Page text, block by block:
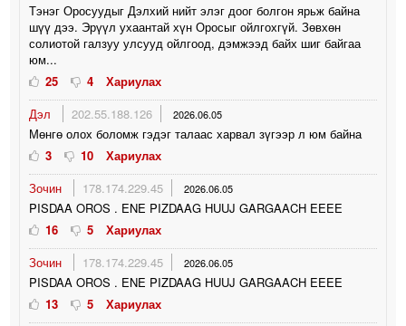
Тэнэг Оросуудыг Дэлхий нийт элэг доог болгон ярьж байна
шүү дээ. Эрүүл ухаантай хүн Оросыг ойлгохгүй. Зөвхөн
солиотой галзуу улсууд ойлгоод, дэмжээд байх шиг байгаа
юм...
25
4
Хариулах
Дэл
202.55.188.126 2026.06.05
Мөнгө олох боломж гэдэг талаас харвал зүгээр л юм байна
3
10
Хариулах
Зочин
178.174.229.45 2026.06.05
PISDAA OROS . ENE PIZDAAG HUUJ GARGAACH EEEE
16
5
Хариулах
Зочин
178.174.229.45 2026.06.05
PISDAA OROS . ENE PIZDAAG HUUJ GARGAACH EEEE
13
5
Хариулах